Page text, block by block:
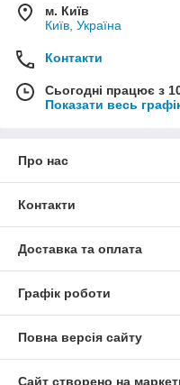
м. Київ
Київ, Україна
Контакти
Сьогодні працює з
Показати весь
Про нас
Контакти
Доставка та оплата
Графік роботи
Повна версія сайту
Сайт створено на